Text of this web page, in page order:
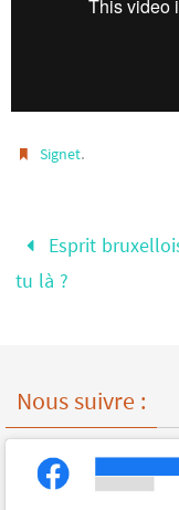
Signet.
Esprit
tu là ?
Nous suivre :